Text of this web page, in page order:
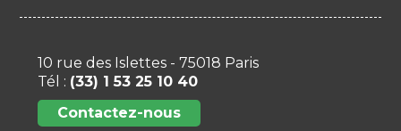
10 rue des Islettes - 75018 Paris
Tél : (33) 1 53 25 10 40
Contactez-nous